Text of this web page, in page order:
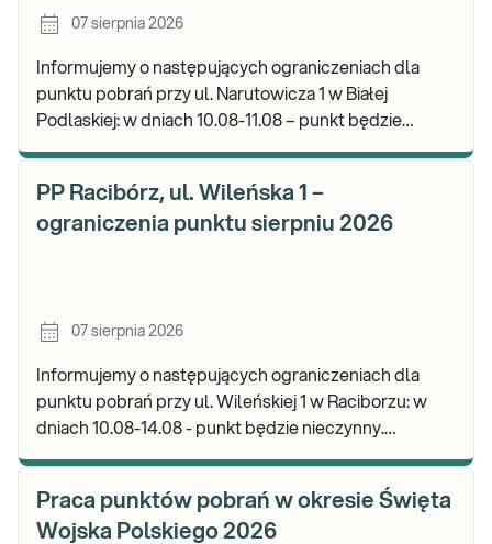
07 sierpnia 2026
Informujemy o następujących ograniczeniach dla
punktu pobrań przy ul. Narutowicza 1 w Białej
Podlaskiej: w dniach 10.08-11.08 – punkt będzie
PP Racibórz, ul. Wileńska 1 –
ograniczenia punktu sierpniu 2026
07 sierpnia 2026
Informujemy o następujących ograniczeniach dla
punktu pobrań przy ul. Wileńskiej 1 w Raciborzu: w
dniach 10.08-14.08 - punkt będzie nieczynny.
Praca punktów pobrań w okresie Święta
Wojska Polskiego 2026